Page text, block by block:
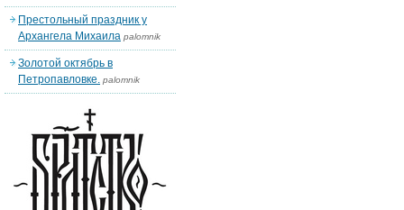
Престольный праздник у
Архангела Михаила palomnik
Золотой октябрь в
Петропавловке. palomnik